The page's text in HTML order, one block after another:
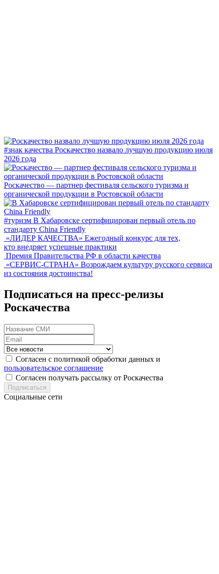
#знак качества Роскачество назвало лучшую продукцию июля
2026 года
Роскачество — партнер фестиваля сельского туризма и
органической продукции в Ростовской области
#туризм В Хабаровске сертифицирован первый отель по
стандарту China Friendly
«ЛИДЕР КАЧЕСТВА» Ежегодный конкурс для тех,
кто внедряет успешные практики
Премия Правительства РФ в области качества
«СЕРВИС-СТРАНА» Возрождаем культуру русского сервиса
из состояния достоинства!
Подписаться на пресс-релизы
Роскачества
Согласен с политикой обработки данных и
пользовательское соглашение
Согласен получать рассылку от Роскачества
Подписаться
Социальные сети